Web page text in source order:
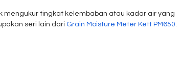
mengukur tingkat kelembaban atau kadar air yang
seri lain dari Grain Moisture Meter Kett PM650.